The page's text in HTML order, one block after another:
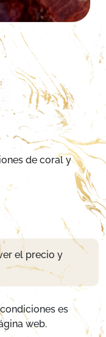
de coral y
el precio y
es
web.